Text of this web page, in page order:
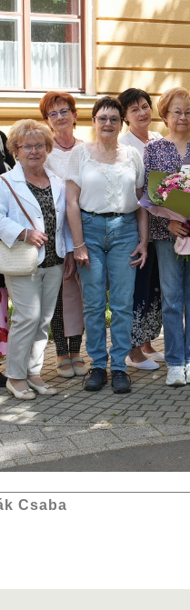
Csaba